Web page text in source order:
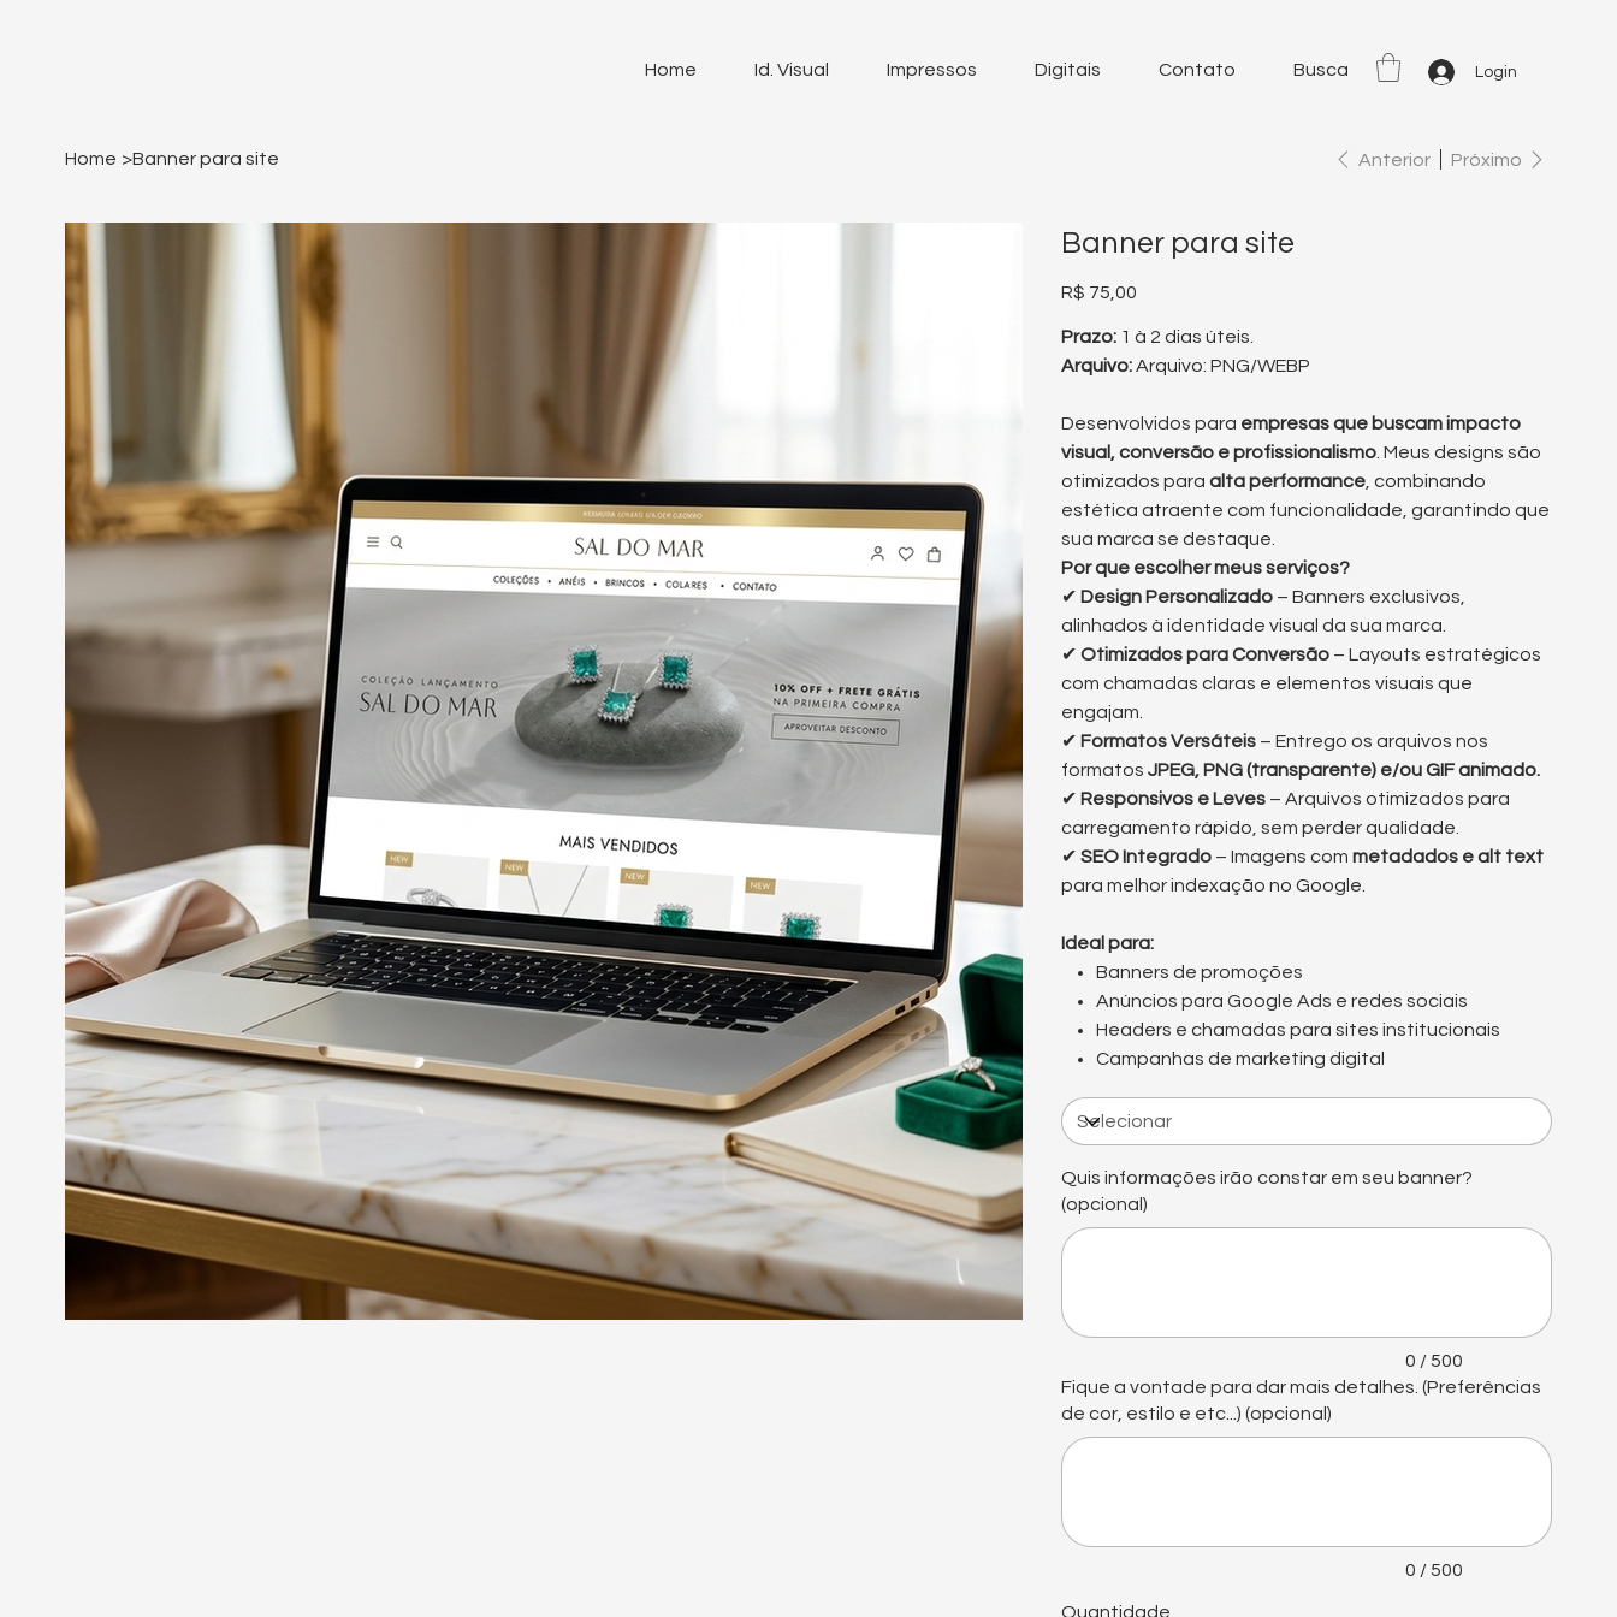
Home Id. Visual Impressos Digitais Contato Busca Login
Home >Banner para site Anterior Próximo
Banner para site
Preço
R$ 75,00
Prazo: 1 à 2 dias úteis.
Arquivo:Arquivo: PNG/WEBP
Desenvolvidos para empresas que buscam impacto
visual, conversão e profissionalismo . Meus designs são
otimizados paraalta performance , combinando
estética atraente com funcionalidade, garantindo que
sua marca se destaque.
Por que escolher meus serviços?
✔ Design Personalizado – Banners exclusivos,
alinhados à identidade visual da sua marca.
✔Otimizados para Conversão – Layouts estratégicos
com chamadas claras e elementos visuais que
engajam.
✔ Formatos Versáteis – Entrego os arquivos nos
formatosJPEG, PNG (transparente) e/ou GIF animado.
✔ Responsivos e Leves – Arquivos otimizados para
carregamento rápido, sem perder qualidade.
✔SEO Integrado – Imagens commetadados e alt text
para melhor indexação no Google.
Ideal para:
Banners de promoções
Anúncios para Google Ads e redes sociais
Headers e chamadas para sites institucionais
Campanhas de marketing digital
Quis informações irão constar em seu banner?
(opcional)
500
caracteres.
0 / 500
Fique a vontade para dar mais detalhes. (Preferências
de cor, estilo e etc...) (opcional)
500
caracteres.
0 / 500
Quantidade